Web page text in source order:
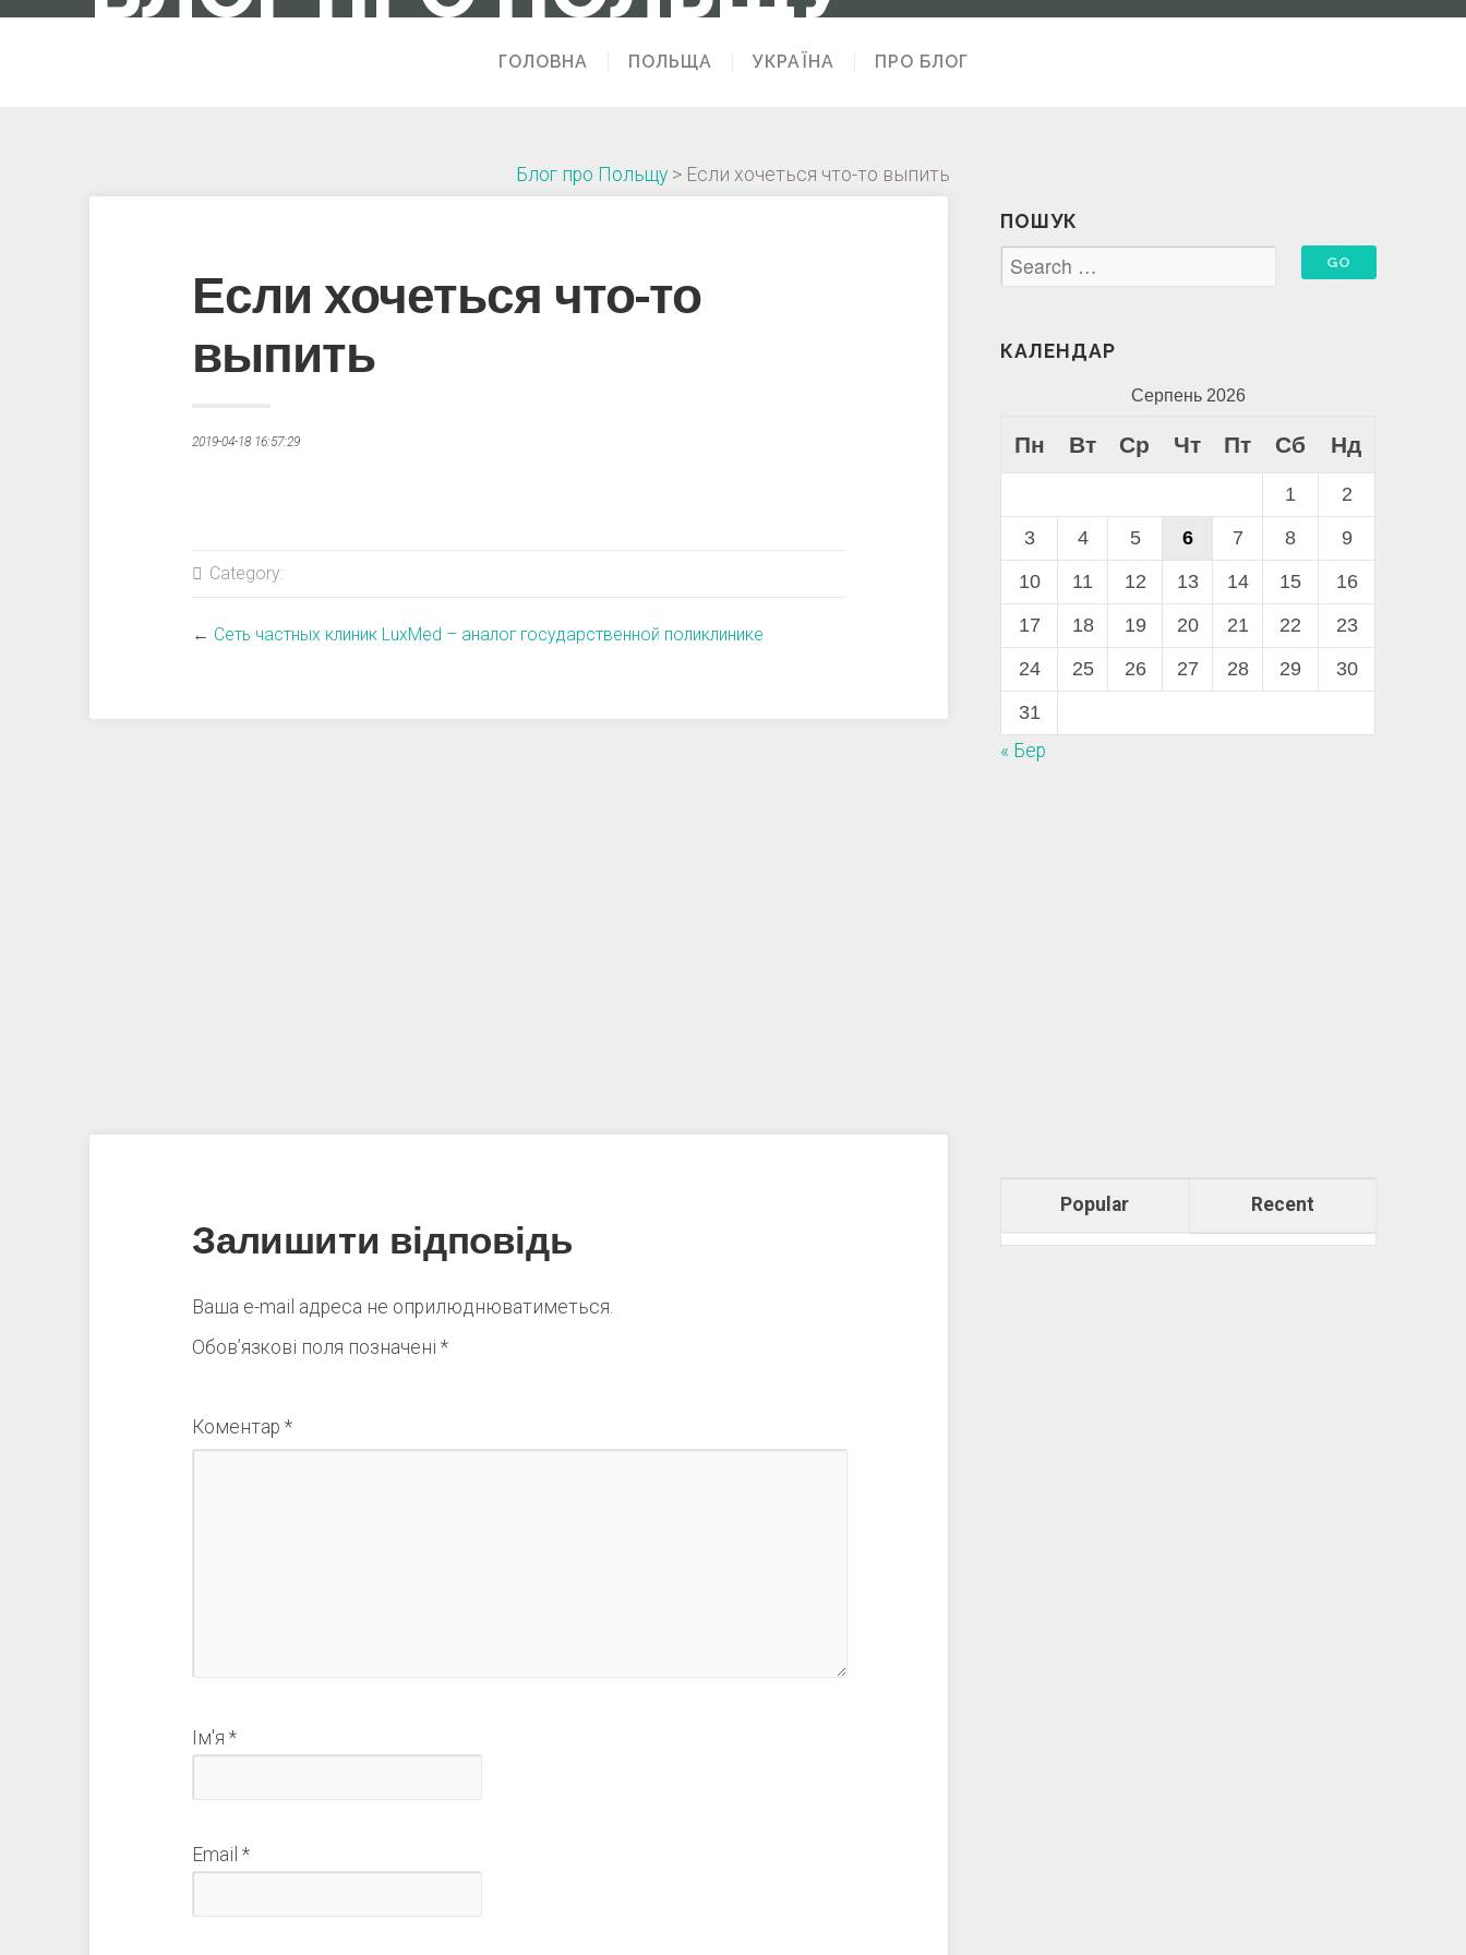
ГОЛОВНА ПОЛЬЩА УКРАЇНА ПРО БЛОГ
Блог про Польщу > Если хочеться что-то выпить
Если хочеться что-то
выпить
2019-04-18 16:57:29
Category:
← Сеть частных клиник LuxMed – аналог государственной поликлинике
Залишити відповідь
Ваша e-mail адреса не оприлюднюватиметься.
Обов’язкові поля позначені*
Коментар*
Ім'я*
Email*
ПОШУК
КАЛЕНДАР
Серпень 2026
Пн Вт Ср Чт Пт Сб Нд
1
2
3
4 5 6 7 8
9
10
11 12 13 14 15
16
17
18 19 20 21 22
23
24
25 26 27 28 29
30
31
« Бер
Popular Recent